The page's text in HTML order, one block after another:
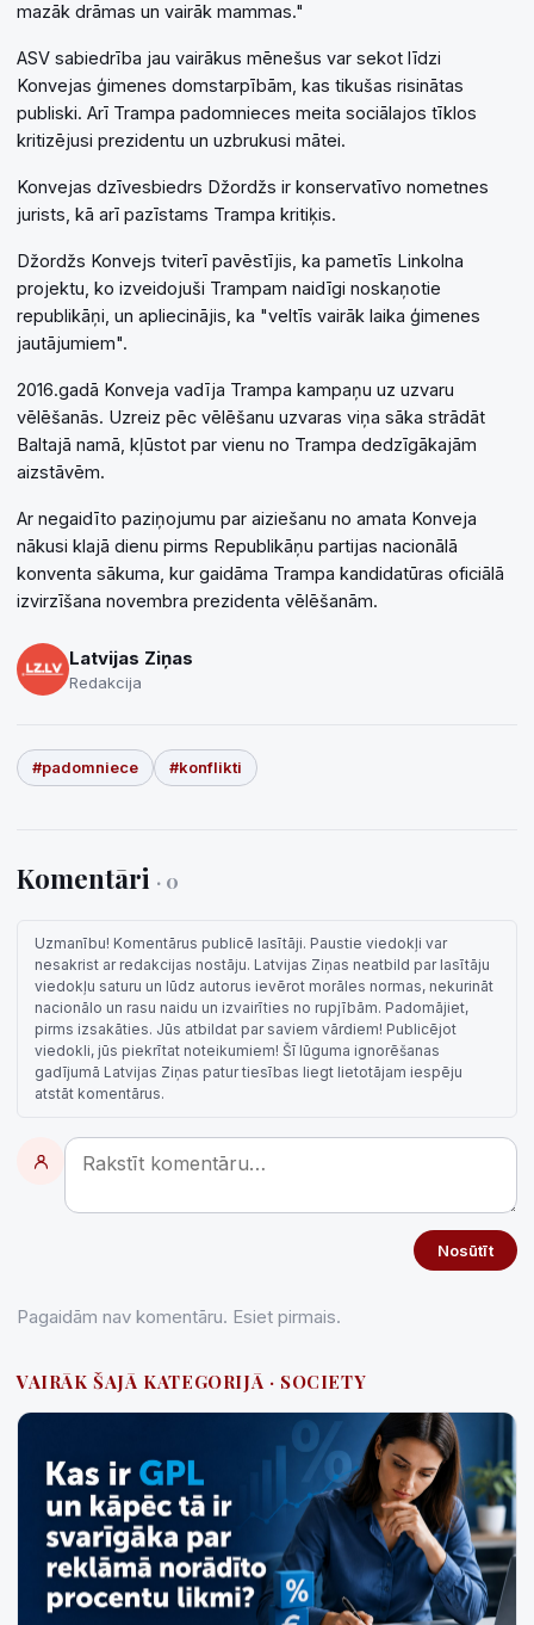
mazāk drāmas un vairāk mammas."
ASV sabiedrība jau vairākus mēnešus var sekot līdzi
Konvejas ģimenes domstarpībām, kas tikušas risinātas
publiski. Arī Trampa padomnieces meita sociālajos tīklos
kritizējusi prezidentu un uzbrukusi mātei.
Konvejas dzīvesbiedrs Džordžs ir konservatīvo nometnes
jurists, kā arī pazīstams Trampa kritiķis.
Džordžs Konvejs tviterī pavēstījis, ka pametīs Linkolna
projektu, ko izveidojuši Trampam naidīgi noskaņotie
republikāņi, un apliecinājis, ka "veltīs vairāk laika ģimenes
jautājumiem".
2016.gadā Konveja vadīja Trampa kampaņu uz uzvaru
vēlēšanās. Uzreiz pēc vēlēšanu uzvaras viņa sāka strādāt
Baltajā namā, kļūstot par vienu no Trampa dedzīgākajām
aizstāvēm.
Ar negaidīto paziņojumu par aiziešanu no amata Konveja
nākusi klajā dienu pirms Republikāņu partijas nacionālā
konventa sākuma, kur gaidāma Trampa kandidatūras oficiālā
izvirzīšana novembra prezidenta vēlēšanām.
Latvijas Ziņas
Redakcija
#padomniece #konflikti
Komentāri · 0
Uzmanību! Komentārus publicē lasītāji. Paustie viedokļi var
nesakrist ar redakcijas nostāju. Latvijas Ziņas neatbild par lasītāju
viedokļu saturu un lūdz autorus ievērot morāles normas, nekurināt
nacionālo un rasu naidu un izvairīties no rupjībām. Padomājiet,
pirms izsakāties. Jūs atbildat par saviem vārdiem! Publicējot
viedokli, jūs piekrītat noteikumiem! Šī lūguma ignorēšanas
gadījumā Latvijas Ziņas patur tiesības liegt lietotājam iespēju
atstāt komentārus.
Nosūtīt
Pagaidām nav komentāru. Esiet pirmais.
VAIRĀK ŠAJĀ KATEGORIJĀ · SOCIETY